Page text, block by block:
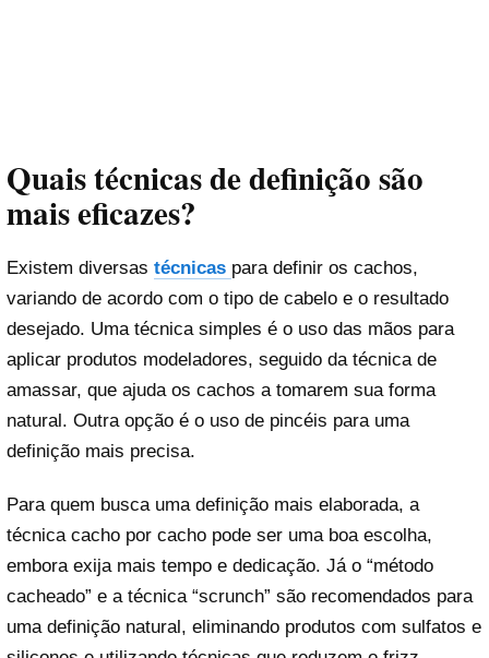
Quais técnicas de definição são
mais eficazes?
Existem diversas técnicas para definir os cachos,
variando de acordo com o tipo de cabelo e o resultado
desejado. Uma técnica simples é o uso das mãos para
aplicar produtos modeladores, seguido da técnica de
amassar, que ajuda os cachos a tomarem sua forma
natural. Outra opção é o uso de pincéis para uma
definição mais precisa.
Para quem busca uma definição mais elaborada, a
técnica cacho por cacho pode ser uma boa escolha,
embora exija mais tempo e dedicação. Já o “método
cacheado” e a técnica “scrunch” são recomendados para
uma definição natural, eliminando produtos com sulfatos e